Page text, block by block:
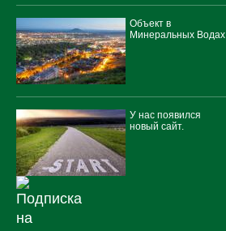
Объект в
Минеральных Водах
У нас появился
новый сайт.